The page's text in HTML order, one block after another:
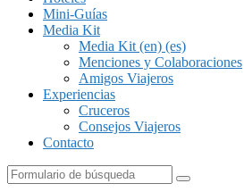
Mini-Guías
Media Kit
Media Kit (en) (es)
Menciones y Colaboraciones
Amigos Viajeros
Experiencias
Cruceros
Consejos Viajeros
Contacto
Buscar